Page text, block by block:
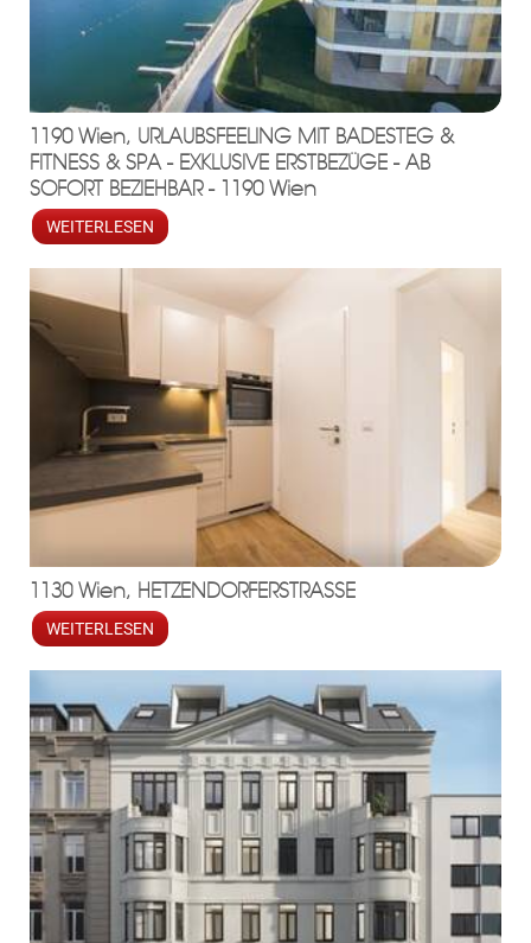
1190 Wien, URLAUBSFEELING MIT BADESTEG &
FITNESS & SPA - EXKLUSIVE ERSTBEZÜGE - AB
SOFORT BEZIEHBAR - 1190 Wien
WEITERLESEN
1130 Wien, HETZENDORFERSTRASSE
WEITERLESEN